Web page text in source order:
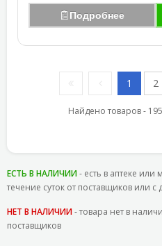
Подробнее
1 2
Найдено товаров -
ЕСТЬ В НАЛИЧИИ- есть в аптеке или
течение суток от поставщиков или с
НЕТ В НАЛИЧИИ- товара нет в
поставщиков